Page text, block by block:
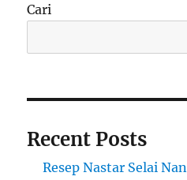
Cari
Recent Posts
Resep Nastar Selai